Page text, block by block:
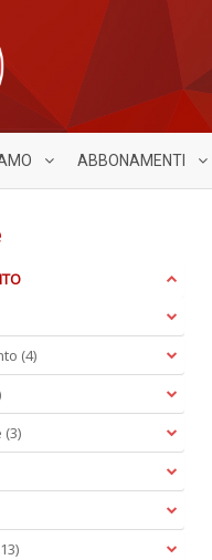
ABBONAMENTI
(4)
(3)